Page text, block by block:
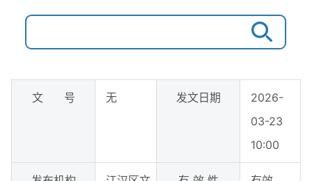
文 号 无 发文日期
2026-
03-23
10:00